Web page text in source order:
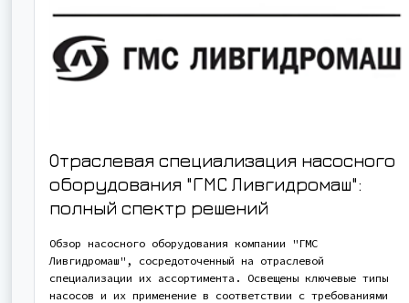
Отраслевая специализация насосного
оборудования "ГМС Ливгидромаш":
полный спектр решений
Обзор насосного оборудования компании "ГМС
Ливгидромаш", сосредоточенный на отраслевой
специализации их ассортимента. Освещены ключевые типы
насосов и их применение в соответствии с требованиями